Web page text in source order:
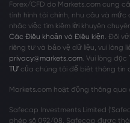
Forex/CFD do Markets.com cung
tình hình tài chính, nhu cầu và mức
nhắc việc tìm kiếm lời khuyên
Các Điều khoản và Điều kiện. Đối
riêng tư và bảo vệ dữ liệu, vui lòng
privacy@markets.com. Vui lòng đọc
TƯ của chúng tôi để biết thông tin
Markets.com hoạt động thông qua
Safecap Investments Limited
phép số 092/08. Safecap được